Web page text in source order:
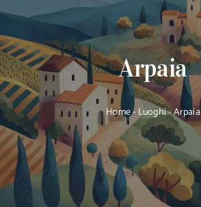
Arpaia
Home- Luoghi-Arpaia